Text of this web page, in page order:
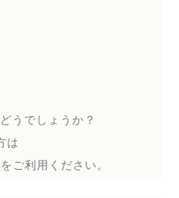
うでしょうか？
は
をご利用ください。